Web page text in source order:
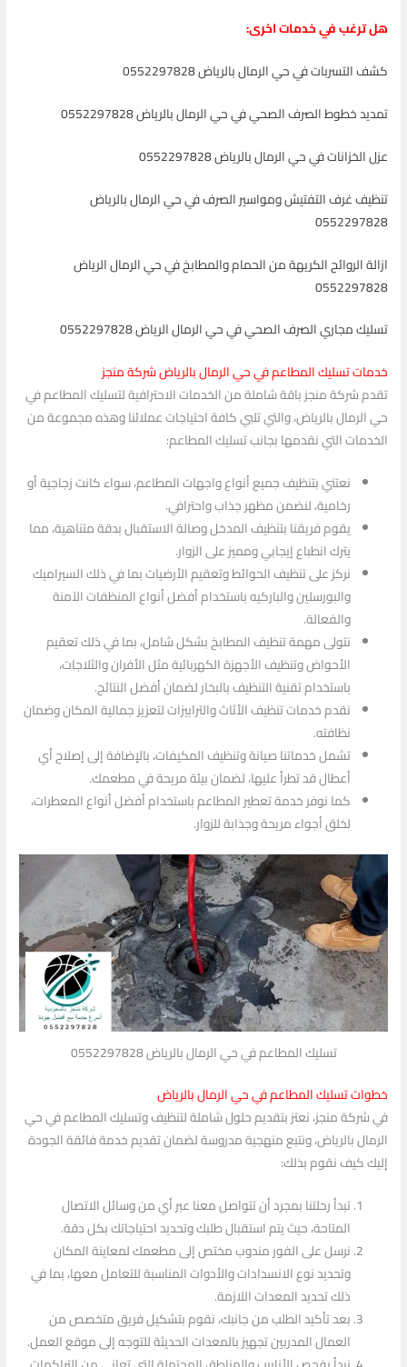
هل ترغب في خدمات اخرى:
كشف التسربات في حي الرمال بالرياض 0552297828
تمديد خطوط الصرف الصحي في حي الرمال بالرياض 0552297828
عزل الخزانات في حي الرمال بالرياض 0552297828
تنظيف غرف التفتيش ومواسير الصرف في حي الرمال بالرياض
0552297828
ازالة الروائح الكريهة من الحمام والمطابخ في حي الرمال الرياض
0552297828
تسليك مجاري الصرف الصحي في حي الرمال الرياض 0552297828
خدمات تسليك المطاعم في حي الرمال بالرياض شركة منجز
تقدم شركة منجز باقة شاملة من الخدمات الاحترافية لتسليك المطاعم في
حي الرمال بالرياض، والتي تلبي كافة احتياجات عملائنا وهذه مجموعة من
الخدمات التي نقدمها بجانب تسليك المطاعم:
نعتني بتنظيف جميع أنواع واجهات المطاعم، سواء كانت زجاجية أو
رخامية، لنضمن مظهر جذاب واحترافي.
يقوم فريقنا بتنظيف المدخل وصالة الاستقبال بدقة متناهية، مما
يترك انطباع إيجابي ومميز على الزوار.
نركز على تنظيف الحوائط وتعقيم الأرضيات بما في ذلك السيراميك
والبورسلين والباركيه باستخدام أفضل أنواع المنظفات الآمنة
والفعالة.
نتولى مهمة تنظيف المطابخ بشكل شامل، بما في ذلك تعقيم
الأحواض وتنظيف الأجهزة الكهربائية مثل الأفران والثلاجات،
باستخدام تقنية التنظيف بالبخار لضمان أفضل النتائج.
نقدم خدمات تنظيف الأثاث والترابيزات لتعزيز جمالية المكان وضمان
نظافته.
تشمل خدماتنا صيانة وتنظيف المكيفات، بالإضافة إلى إصلاح أي
أعطال قد تطرأ عليها، لضمان بيئة مريحة في مطعمك.
كما نوفر خدمة تعطير المطاعم باستخدام أفضل أنواع المعطرات،
لخلق أجواء مريحة وجذابة للزوار.
تسليك المطاعم في حي الرمال بالرياض 0552297828
خطوات تسليك المطاعم في حي الرمال بالرياض
في شركة منجز، نعتز بتقديم حلول شاملة لتنظيف وتسليك المطاعم في حي
الرمال بالرياض، ونتبع منهجية مدروسة لضمان تقديم خدمة فائقة الجودة
إليك كيف نقوم بذلك:
تبدأ رحلتنا بمجرد أن تتواصل معنا عبر أي من وسائل الاتصال
المتاحة، حيث يتم استقبال طلبك وتحديد احتياجاتك بكل دقة.
نرسل على الفور مندوب مختص إلى مطعمك لمعاينة المكان
وتحديد نوع الانسدادات والأدوات المناسبة للتعامل معها، بما في
ذلك تحديد المعدات اللازمة.
بعد تأكيد الطلب من جانبك، نقوم بتشكيل فريق متخصص من
العمال المدربين تجهيز بالمعدات الحديثة للتوجه إلى موقع العمل.